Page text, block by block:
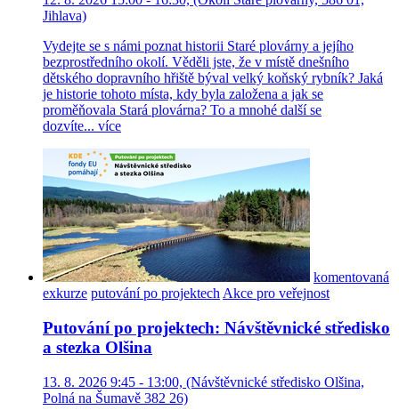
Jihlava)
Vydejte se s námi poznat historii Staré plovárny a jejího
bezprostředního okolí. Věděli jste, že v místě dnešního
dětského dopravního hřiště býval velký koňský rybník? Jaká
je historie tohoto místa, kdy byla založena a jak se
proměňovala Stará plovárna? To a mnohé další se
dozvíte... více
komentovaná
exkurze putování po projektech Akce pro veřejnost
Putování po projektech: Návštěvnické středisko
a stezka Olšina
13. 8. 2026 9:45 - 13:00, (Návštěvnické středisko Olšina,
Polná na Šumavě 382 26)